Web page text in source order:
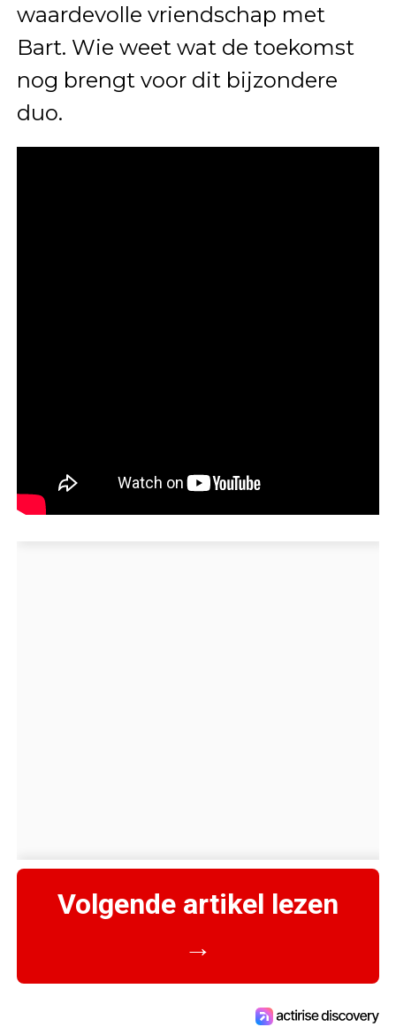
waardevolle vriendschap met
Bart. Wie weet wat de toekomst
nog brengt voor dit bijzondere
duo.
Volgende artikel lezen
→